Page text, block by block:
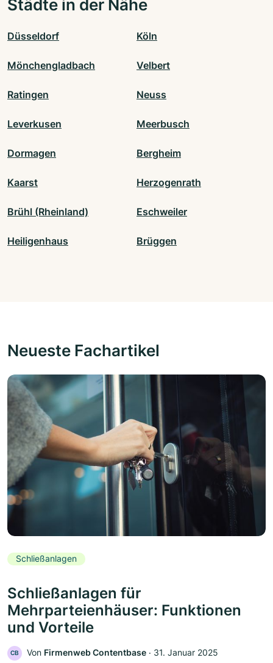
Städte in der Nähe
Düsseldorf Köln
Mönchengladbach Velbert
Ratingen Neuss
Leverkusen Meerbusch
Dormagen Bergheim
Kaarst Herzogenrath
Brühl (Rheinland) Eschweiler
Heiligenhaus Brüggen
Neueste Fachartikel
Schließanlagen
Schließanlagen für
Mehrparteienhäuser: Funktionen
und Vorteile
CB Von Firmenweb Contentbase ‧ 31. Januar 2025